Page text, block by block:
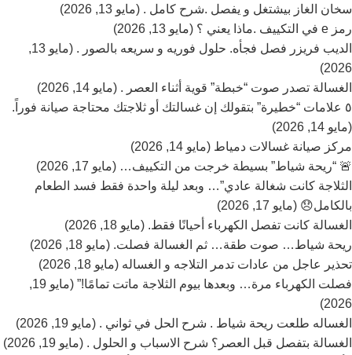
سخان الغاز بيشتغل و يفصل .شرح كامل . (مايو 13, 2026)
رمز e في التكييف .ماذا يعني ؟ (مايو 13, 2026)
الديب فريزر فصل فجأه. حلول فوريه و سريعه بالصور . (مايو 13,
2026)
الغسالة تصدر صوت “خبطة” قوية أثناء العصر . (مايو 14, 2026)
٥ علامات “خطيرة” بتقولك إن غسالتك أو ثلاجتك محتاجة صيانة فوراً.
(مايو 14, 2026)
مركز صيانة غسالات دمياط (مايو 14, 2026)
🚨 “ريحة شياط” بسيطة خرجت من التكييف… (مايو 17, 2026)
الثلاجة كانت شغالة عادي”… وبعد ليلة واحدة فقط فسد الطعام
بالكامل😞 (مايو 17, 2026)
الغسالة كانت تفصل الكهرباء أحيانًا فقط. (مايو 18, 2026)
ريحة شياط… صوت طقة… ثم الغسالة فصلت. (مايو 18, 2026)
تحذير عاجل من عادات تدمر التلاجه و الغساله (مايو 18, 2026)
فصلت الكهرباء مرة… وبعدها بيوم الثلاجة ماتت تمامًا!” (مايو 19,
2026)
الغساله طلعت ريحة شياط . شرح الحل في ثواني . (مايو 19, 2026)
الغسالة بتفصل قبل العصر؟ شرح الاسباب و الحلول . (مايو 19, 2026)